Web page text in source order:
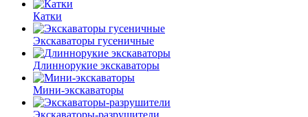
Катки
Экскаваторы гусеничные
Длиннорукие экскаваторы
Мини-экскаваторы
Экскаваторы-разрушители